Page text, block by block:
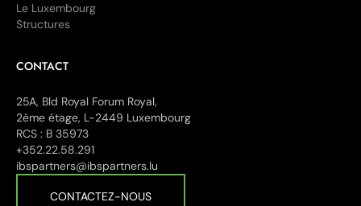
Le Luxembourg
Structures
CONTACT
25A, Bld Royal Forum Royal,
2ème étage, L-2449 Luxembourg
RCS : B 35973
+352.22.58.291
ibspartners@ibspartners.lu
CONTACTEZ-NOUS